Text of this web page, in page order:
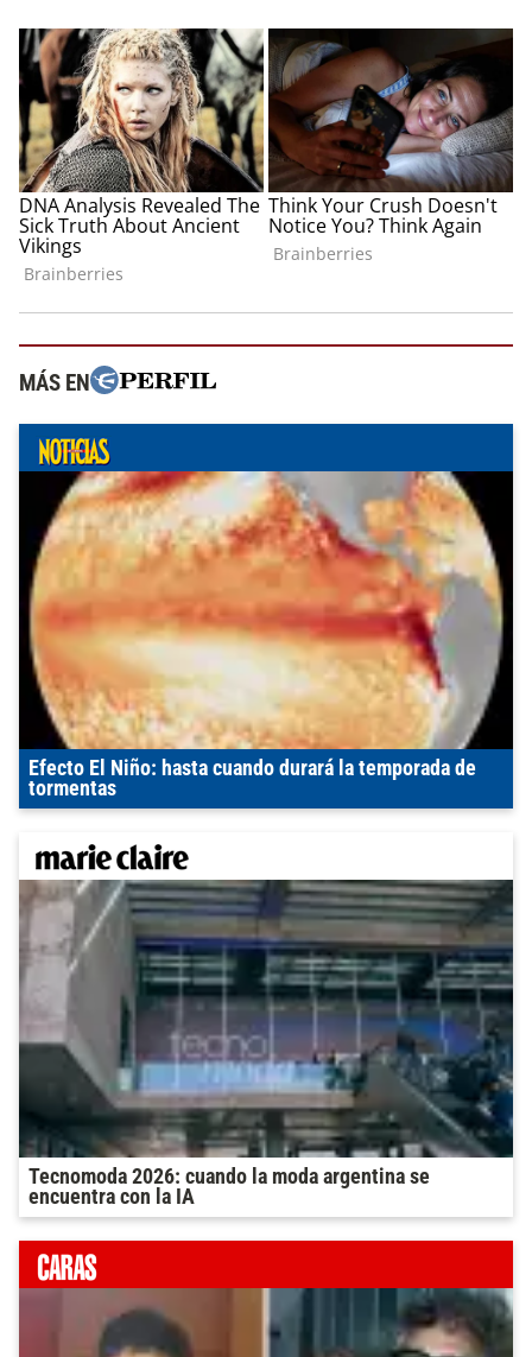
MÁS EN
Efecto El Niño: hasta cuando durará la temporada de
tormentas
Tecnomoda 2026: cuando la moda argentina se
encuentra con la IA